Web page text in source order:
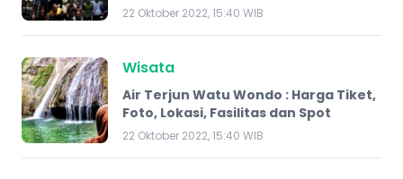
22 Oktober 2022, 15:40 WIB
Wisata
Air Terjun Watu Wondo : Harga Tiket,
Foto, Lokasi, Fasilitas dan Spot
22 Oktober 2022, 15:40 WIB